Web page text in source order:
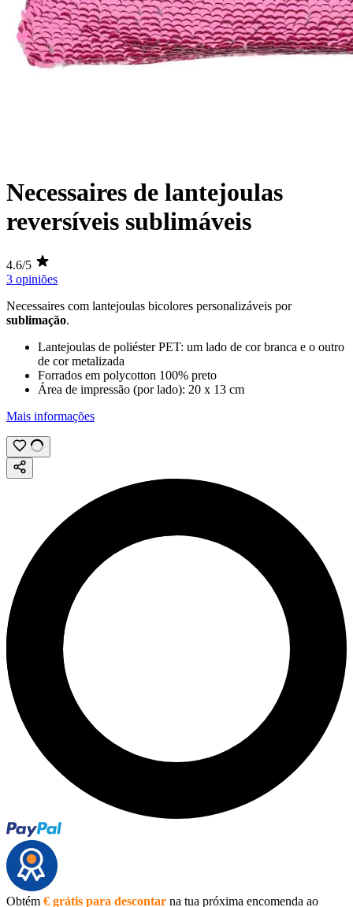
Necessaires de lantejoulas
reversíveis sublimáveis
4.6/5
3 opiniões
Necessaires com lantejoulas bicolores personalizáveis por
sublimação.
Lantejoulas de poliéster PET: um lado de cor branca e o outro
de cor metalizada
Forrados em polycotton 100% preto
Área de impressão (por lado): 20 x 13 cm
Mais informações
Obtém € grátis para descontar na tua próxima encomenda ao